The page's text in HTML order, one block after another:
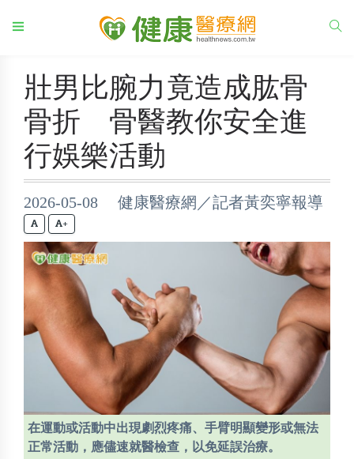
壯男比腕力竟造成肱骨
骨折 骨醫教你安全進
行娛樂活動
2026-05-08 健康醫療網／記者黃奕寧報導
+
在運動或活動中出現劇烈疼痛、手臂明顯變形或無法
正常活動，應儘速就醫檢查，以免延誤治療。